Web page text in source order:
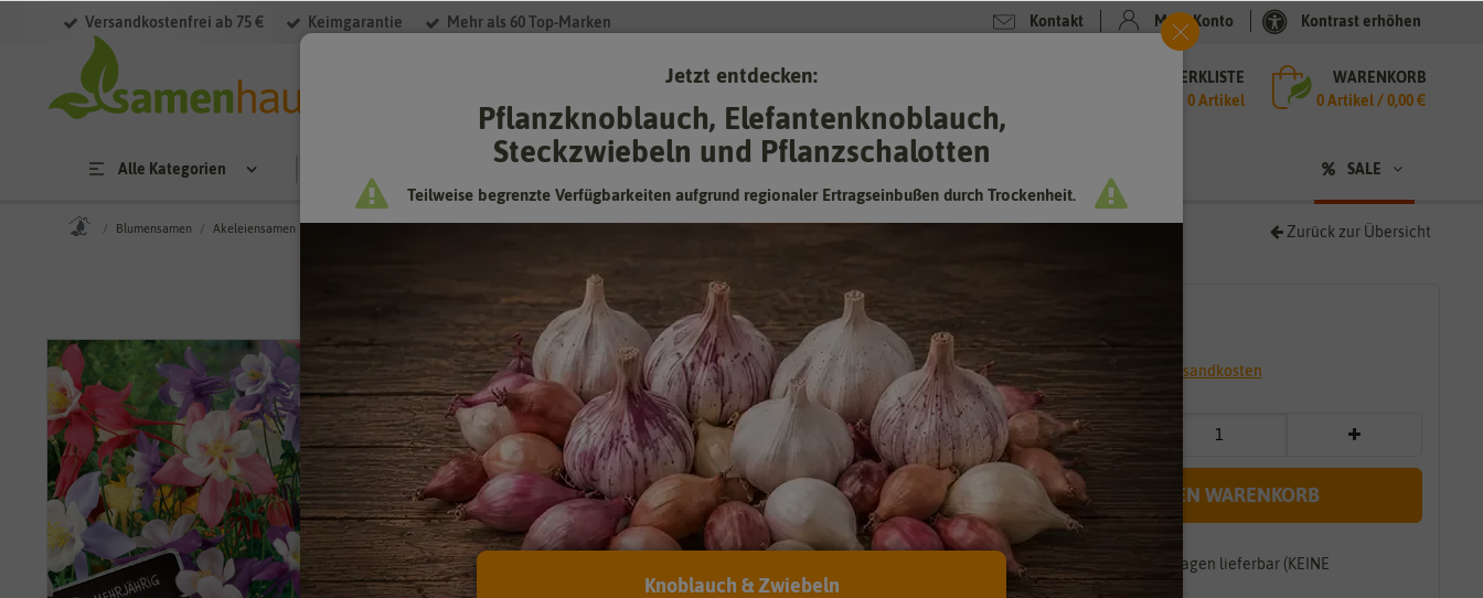
Versandkostenfrei ab 75 € Keimgarantie Mehr als 60 Top-Marken Kontakt Mein Konto Kontrast erhöhen
MERKLISTE
0 Artikel
WARENKORB
0Artikel /0,00 €
Alle Kategorien SALE
Blumensamen Akeleiensamen Zurück zur Übersicht
* inkl. 7% MwSt. zzgl. Versandkosten
IN DEN WARENKORB
Innerhalb von 7-10 Tagen lieferbar (KEINE
TEILLIEFERUNG)
Akelei Langgespornte Mischung
winterharte Staude, Höhe ca. 80 cm
Hersteller:
Sperli-Samen
Artikelnummer:
85030
EAN:
4001523850307
Lebensdauer
mehrjährig.
Jetzt entdecken:
Pflanzknoblauch, Elefantenknoblauch,
Steckzwiebeln und Pflanzschalotten
Teilweise begrenzte Verfügbarkeiten aufgrund regionaler Ertragseinbußen durch Trockenheit.
Knoblauch & Zwiebeln